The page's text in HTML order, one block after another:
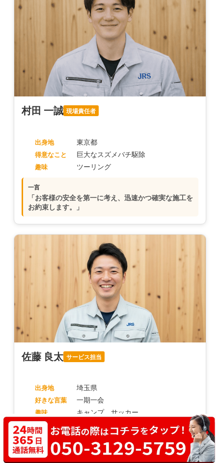
村田 一誠 現場責任者
出身地 東京都
得意なこと 巨大なスズメバチ駆除
趣味 ツーリング
一言
「お客様の安全を第一に考え、迅速かつ確実な施工を
お約束します。」
佐藤 良太 サービス担当
出身地 埼玉県
好きな言葉 一期一会
趣味 キャンプ、サッカー
一言
「笑顔と丁寧な説明を心がけています。初めての方も
お気軽にご相談ください！」